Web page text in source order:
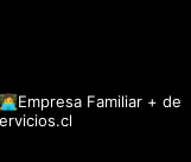
👩‍💻Empresa Familiar + de